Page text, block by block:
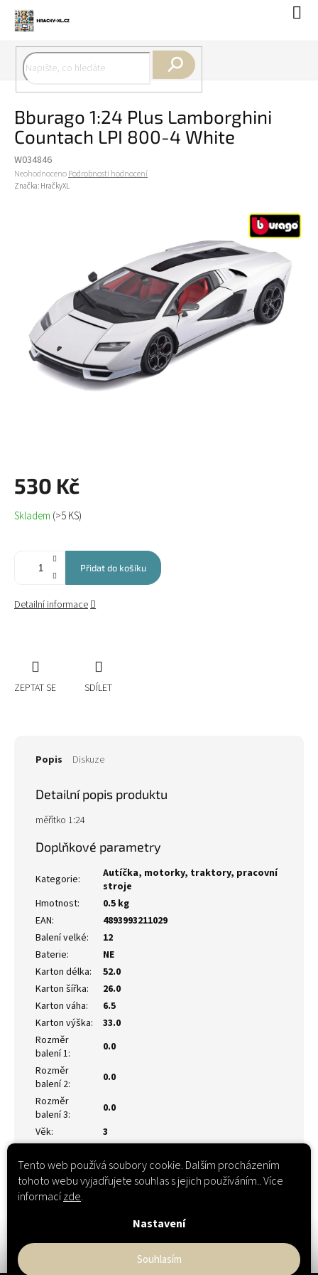
Tento web používá soubory cookie. Dalším procházením
tohoto webu vyjadřujete souhlas s jejich používáním.. Více
informacízde.
Nastavení
Souhlasím
obsah
Bburago 1:24 Plus Lamborghini
Countach LPI 800-4 White
W034846
Průměrné
hodnocení
NeohodnocenoPodrobnosti hodnocení
Značka: HračkyXL
530 Kč
Měrná
cena:
Skladem (>5 KS)
Přidat do košíku
Detailní informace
ZEPTAT SE SDÍLET
Popis Diskuze
Detailní popis produktu
měřítko 1:24
Doplňkové parametry
Kategorie:
Autíčka, motorky, traktory, pracovní
stroje
Hmotnost:
0.5 kg
EAN:
4893993211029
Balení velké:
12
Baterie:
NE
Karton délka:
52.0
Karton šířka:
26.0
Karton váha:
6.5
Karton výška:
33.0
Rozměr
balení 1:
0.0
Rozměr
balení 2:
0.0
Rozměr
balení 3:
0.0
Věk: 3